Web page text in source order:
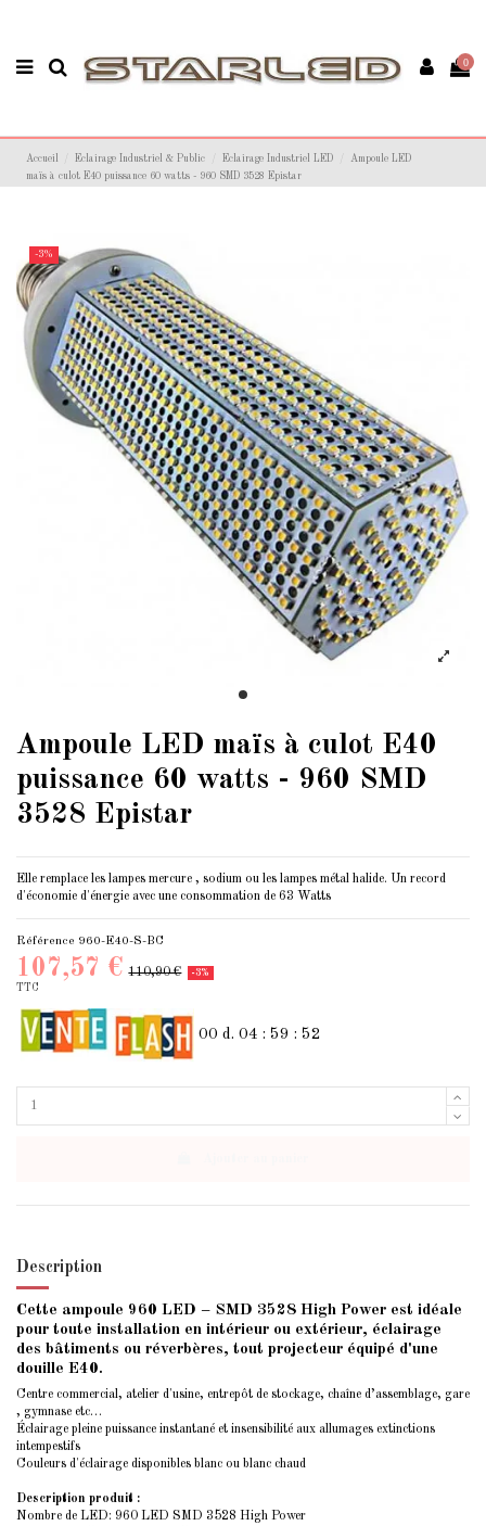
0
Accueil Eclairage Industriel & Public Eclairage Industriel LED
Ampoule LED
maïs à culot E40 puissance 60 watts - 960 SMD 3528 Epistar
-3%
Ampoule LED maïs à culot E40
puissance 60 watts - 960 SMD
3528 Epistar
Elle remplace les lampes mercure , sodium ou les lampes métal halide. Un record
d'économie d'énergie avec une consommation de 63 Watts
Référence 960-E40-S-BC
107,57 € 110,90 €
-3%
TTC
00 d. 04 : 59 : 52
Description
Cette ampoule 960 LED – SMD 3528 High Power est idéale
pour toute installation en intérieur ou extérieur, éclairage
des bâtiments ou réverbères, tout projecteur équipé d'une
douille E40.
Centre commercial, atelier d'usine, entrepôt de stockage, chaîne d’assemblage, gare
, gymnase etc…
Éclairage pleine puissance instantané et insensibilité aux allumages extinctions
intempestifs
Couleurs d'éclairage disponibles blanc ou blanc chaud
Description produit :
Nombre de LED: 960 LED SMD 3528 High Power